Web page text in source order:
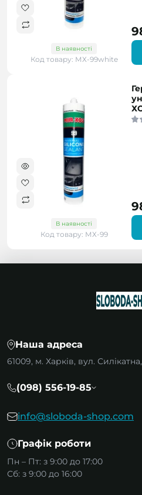
В наявності
Код товару: МХ-99white
В наявності
Код товару: МХ-99
Наша адреса
61009, м. Харків, вул.
(098) 556-19-85
info@sloboda-shop.com
Графік роботи
Пн – Пт: з 9:00 до 17:00
Сб: з 9:00 до 16:00